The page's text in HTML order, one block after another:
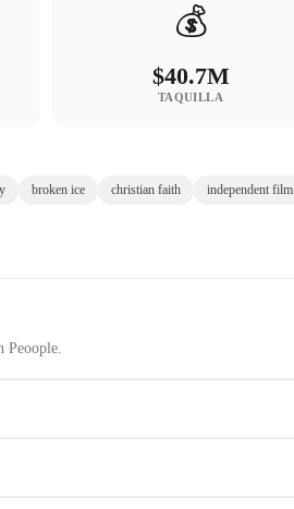
💰
$40.7M
TAQUILLA
broken ice christian faith independent film